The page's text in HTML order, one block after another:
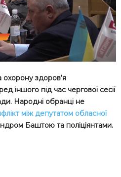
здоров’я
іншого під час чергової сесії
Народні обранці не
між депутатом обласної
Баштою та поліціянтами.